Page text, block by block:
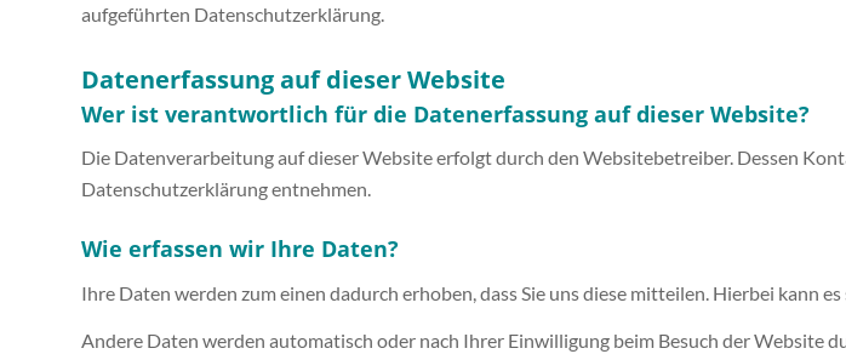
aufgeführten Datenschutzerklärung.
Datenerfassung auf dieser Website
Wer ist verantwortlich für die Datenerfassung auf dieser Website?
Die Datenverarbeitung auf dieser Website erfolgt durch den Websitebetreiber. Dessen
Datenschutzerklärung entnehmen.
Wie erfassen wir Ihre Daten?
Ihre Daten werden zum einen dadurch erhoben, dass Sie uns diese mitteilen. Hierbei kann
Andere Daten werden automatisch oder nach Ihrer Einwilligung beim Besuch der Website